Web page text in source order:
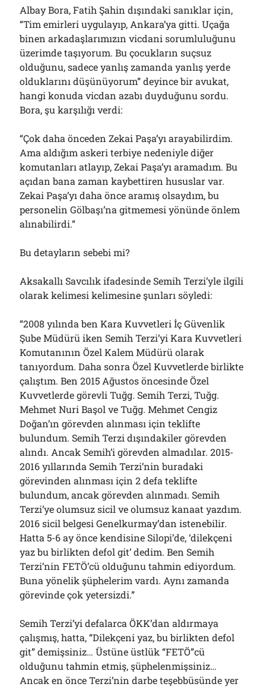
Albay Bora, Fatih Şahin dışındaki sanıklar için,
“Tim emirleri uygulayıp, Ankara’ya gitti. Uçağa
binen arkadaşlarımızın vicdani sorumluluğunu
üzerimde taşıyorum. Bu çocukların suçsuz
olduğunu, sadece yanlış zamanda yanlış yerde
olduklarını düşünüyorum” deyince bir avukat,
hangi konuda vicdan azabı duyduğunu sordu.
Bora, şu karşılığı verdi:
“Çok daha önceden Zekai Paşa’yı arayabilirdim.
Ama aldığım askeri terbiye nedeniyle diğer
komutanları atlayıp, Zekai Paşa’yı aramadım. Bu
açıdan bana zaman kaybettiren hususlar var.
Zekai Paşa’yı daha önce aramış olsaydım, bu
personelin Gölbaşı’na gitmemesi yönünde önlem
alınabilirdi.”
Bu detayların sebebi mi?
Aksakallı Savcılık ifadesinde Semih Terzi’yle ilgili
olarak kelimesi kelimesine şunları söyledi:
“2008 yılında ben Kara Kuvvetleri İç Güvenlik
Şube Müdürü iken Semih Terzi’yi Kara Kuvvetleri
Komutanının Özel Kalem Müdürü olarak
tanıyordum. Daha sonra Özel Kuvvetlerde birlikte
çalıştım. Ben 2015 Ağustos öncesinde Özel
Kuvvetlerde görevli Tuğg. Semih Terzi, Tuğg.
Mehmet Nuri Başol ve Tuğg. Mehmet Cengiz
Doğan’ın görevden alınması için teklifte
bulundum. Semih Terzi dışındakiler görevden
alındı. Ancak Semih’i görevden almadılar. 2015-
2016 yıllarında Semih Terzi’nin buradaki
görevinden alınması için 2 defa teklifte
bulundum, ancak görevden alınmadı. Semih
Terzi’ye olumsuz sicil ve olumsuz kanaat yazdım.
2016 sicil belgesi Genelkurmay’dan istenebilir.
Hatta 5-6 ay önce kendisine Silopi’de, ‘dilekçeni
yaz bu birlikten defol git’ dedim. Ben Semih
Terzi’nin FETÖ’cü olduğunu tahmin ediyordum.
Buna yönelik şüphelerim vardı. Aynı zamanda
görevinde çok yetersizdi.”
Semih Terzi’yi defalarca ÖKK’dan aldırmaya
çalışmış, hatta, “Dilekçeni yaz, bu birlikten defol
git” demişsiniz… Üstüne üstlük “FETÖ”cü
olduğunu tahmin etmiş, şüphelenmişsiniz…
Ancak en önce Terzi’nin darbe teşebbüsünde yer